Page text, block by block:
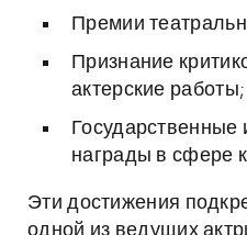
Премии
Признание
актерские работы;
Государственные
награды в сфере
Эти достижения
одной из ведущих